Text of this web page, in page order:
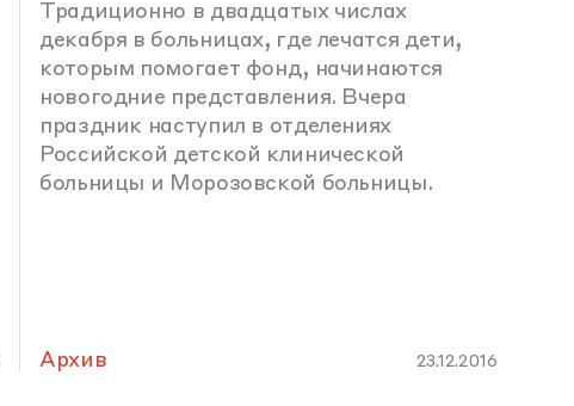
Традиционно в двадцатых числах
декабря в больницах, где лечатся дети,
которым помогает фонд, начинаются
новогодние представления. Вчера
праздник наступил в отделениях
Российской детской клинической
больницы и Морозовской больницы.
Архив 23.12.2016